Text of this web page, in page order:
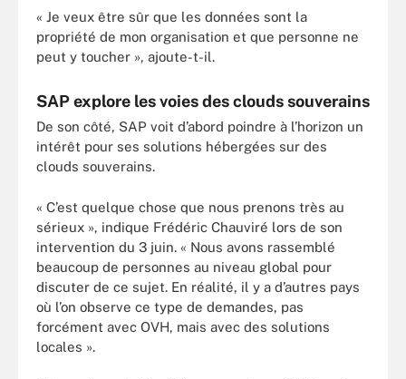
« Je veux être sûr que les données sont la
propriété de mon organisation et que personne ne
peut y toucher », ajoute-t-il.
SAP explore les voies des clouds souverains
De son côté, SAP voit d’abord poindre à l’horizon un
intérêt pour ses solutions hébergées sur des
clouds souverains.
« C’est quelque chose que nous prenons très au
sérieux », indique Frédéric Chauviré lors de son
intervention du 3 juin. « Nous avons rassemblé
beaucoup de personnes au niveau global pour
discuter de ce sujet. En réalité, il y a d’autres pays
où l’on observe ce type de demandes, pas
forcément avec OVH, mais avec des solutions
locales ».